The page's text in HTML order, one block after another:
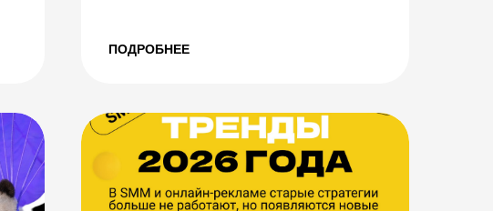
ПОДРОБНЕЕ